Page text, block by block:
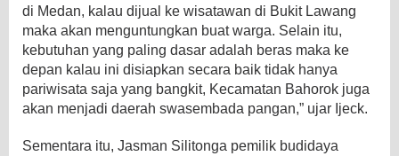
di Medan, kalau dijual ke wisatawan di Bukit Lawang
maka akan menguntungkan buat warga. Selain itu,
kebutuhan yang paling dasar adalah beras maka ke
depan kalau ini disiapkan secara baik tidak hanya
pariwisata saja yang bangkit, Kecamatan Bahorok juga
akan menjadi daerah swasembada pangan,” ujar Ijeck.
Sementara itu, Jasman Silitonga pemilik budidaya